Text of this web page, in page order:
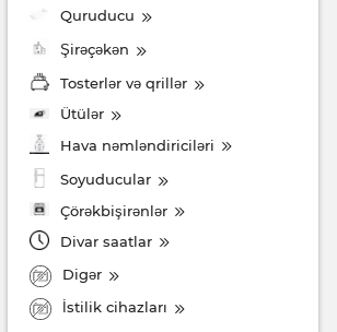
Quruducu
Şirəçəkən
Tosterlər və qrillər
Ütülər
Hava nəmləndiriciləri
Soyuducular
Çörəkbişirənlər
Divar saatlar
Digər
İstilik cihazları